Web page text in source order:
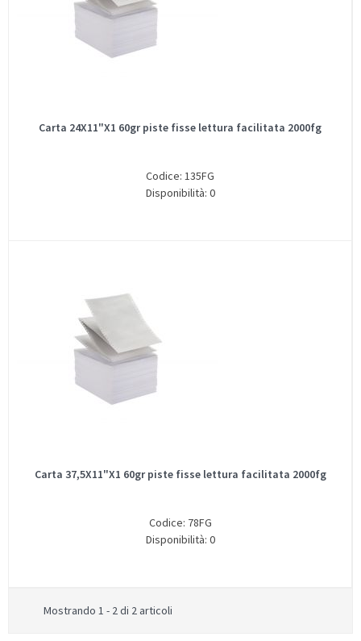
Carta 24X11"X1 60gr piste fisse lettura facilitata 2000fg
Codice: 135FG
Disponibilità: 0
Carta 37,5X11"X1 60gr piste fisse lettura facilitata 2000fg
Codice: 78FG
Disponibilità: 0
Mostrando 1 - 2 di 2 articoli